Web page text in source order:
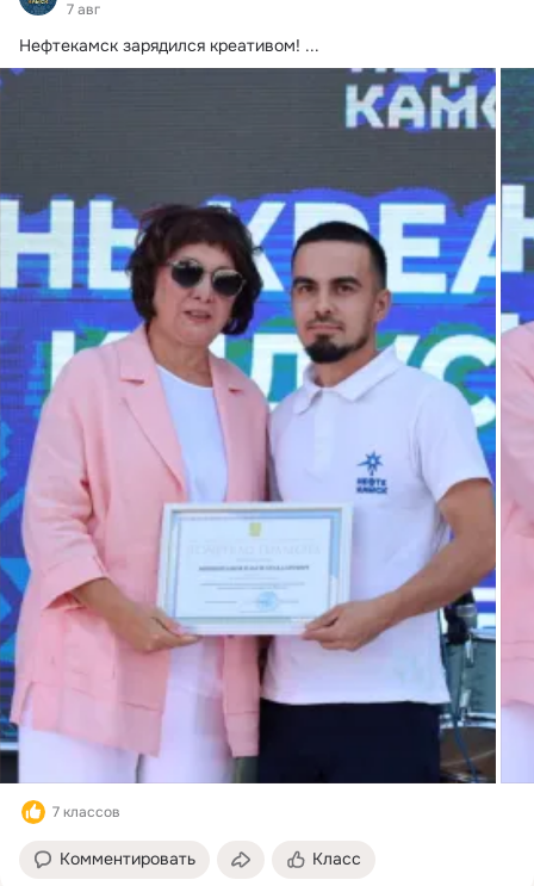
7 авг
Нефтекамск зарядился креативом! ...
7 классов
Комментировать Класс